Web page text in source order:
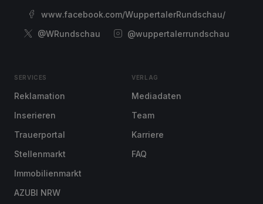
www.facebook.com/WuppertalerRundschau/
@WRundschau
@wuppertalerrundschau
SERVICES
Reklamation
Inserieren
Trauerportal
Stellenmarkt
Immobilienmarkt
AZUBI NRW
VERLAG
Mediadaten
Team
Karriere
FAQ